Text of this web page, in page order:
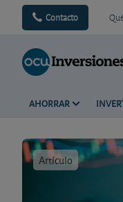
Contacto
AHORRAR
Artículo